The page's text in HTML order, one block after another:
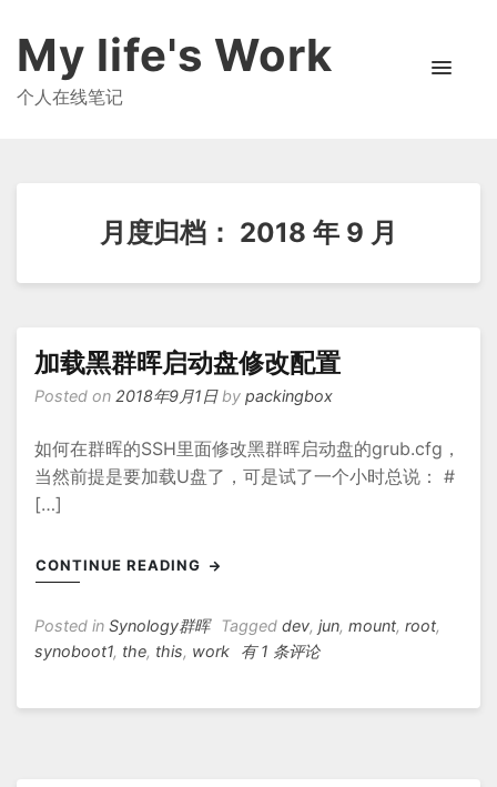
My life's Work
个人在线笔记
月度归档： 2018 年 9 月
加载黑群晖启动盘修改配置
Posted on 2018年9月1日by packingbox
如何在群晖的SSH里面修改黑群晖启动盘的grub.cfg，
当然前提是要加载U盘了，可是试了一个小时总说： #
[…]
CONTINUE READING
Posted in Synology群晖 Tagged dev, jun, mount, root,
synoboot1, the, this, work
加
有 1 条评论